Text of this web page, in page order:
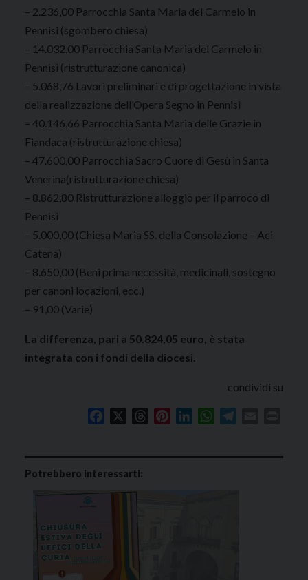
– 2.236,00 Parrocchia Santa Maria del Carmelo in
Pennisi (sgombero chiesa)
– 14.032,00 Parrocchia Santa Maria del Carmelo in
Pennisi (ristrutturazione canonica)
– 5.068,76 Lavori preliminari e di progettazione in vista
della realizzazione dell’Opera Segno in Pennisi
– 40.146,66 Parrocchia Santa Maria delle Grazie in
Fiandaca (ristrutturazione chiesa)
– 47.600,00 Parrocchia Sacro Cuore di Gesù in Santa
Venerina(ristrutturazione chiesa)
– 8.862,80 Ristrutturazione alloggio per il parroco di
Pennisi
– 5.000,00 (Chiesa Maria SS. della Consolazione – Aci
Catena)
– 8.650,00 (Beni prima necessità, medicinali, sostegno
per canoni locazioni, ecc.)
– 91,00 (Varie)
La differenza, pari a 50.824,05 euro, è stata
integrata con i fondi della diocesi.
condividi su
Facebook ThreadsPinterestLinkedInWhatsApp
Potrebbero interessarti: